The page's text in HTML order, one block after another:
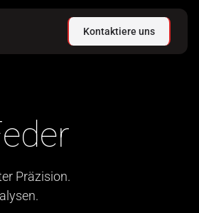
Kontaktiere uns
Präzision.